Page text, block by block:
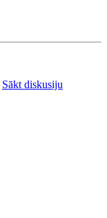
Sākt diskusiju